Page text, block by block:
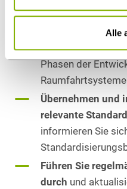
Alle
Unternehmen
Integrieren Sie
Phasen der
Übernehmen und
relevante
informieren Sie
Führen Sie
durch und